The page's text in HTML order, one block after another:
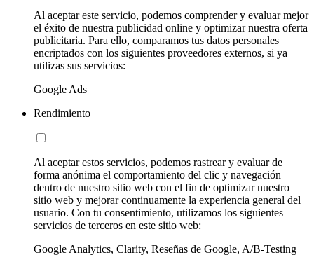
Al aceptar este servicio, podemos comprender y evaluar mejor
el éxito de nuestra publicidad online y optimizar nuestra oferta
publicitaria. Para ello, comparamos tus datos personales
encriptados con los siguientes proveedores externos, si ya
utilizas sus servicios:
Google Ads
Rendimiento
Al aceptar estos servicios, podemos rastrear y evaluar de
forma anónima el comportamiento del clic y navegación
dentro de nuestro sitio web con el fin de optimizar nuestro
sitio web y mejorar continuamente la experiencia general del
usuario. Con tu consentimiento, utilizamos los siguientes
servicios de terceros en este sitio web:
Google Analytics, Clarity, Reseñas de Google, A/B-Testing